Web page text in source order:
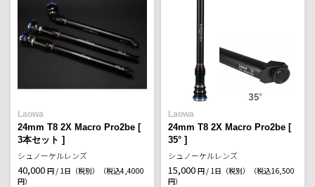
Laowa
24mm T8 2X Macro Pro2be [
3本セット ]
シュノーケルレンズ
40,000 円 / 1日（税別）
（税込4,4000
円）
Laowa
24mm T8 2X Macro Pro2be [
35° ]
シュノーケルレンズ
15,000 円 / 1日（税別）
（税込16,500
円）